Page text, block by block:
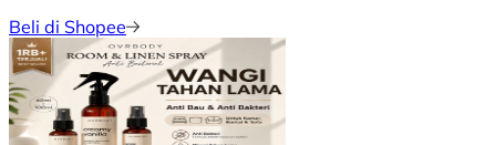
Beli di Shopee